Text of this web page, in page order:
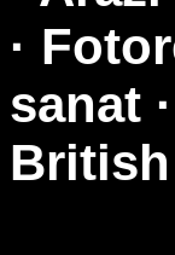
·
sanat
British